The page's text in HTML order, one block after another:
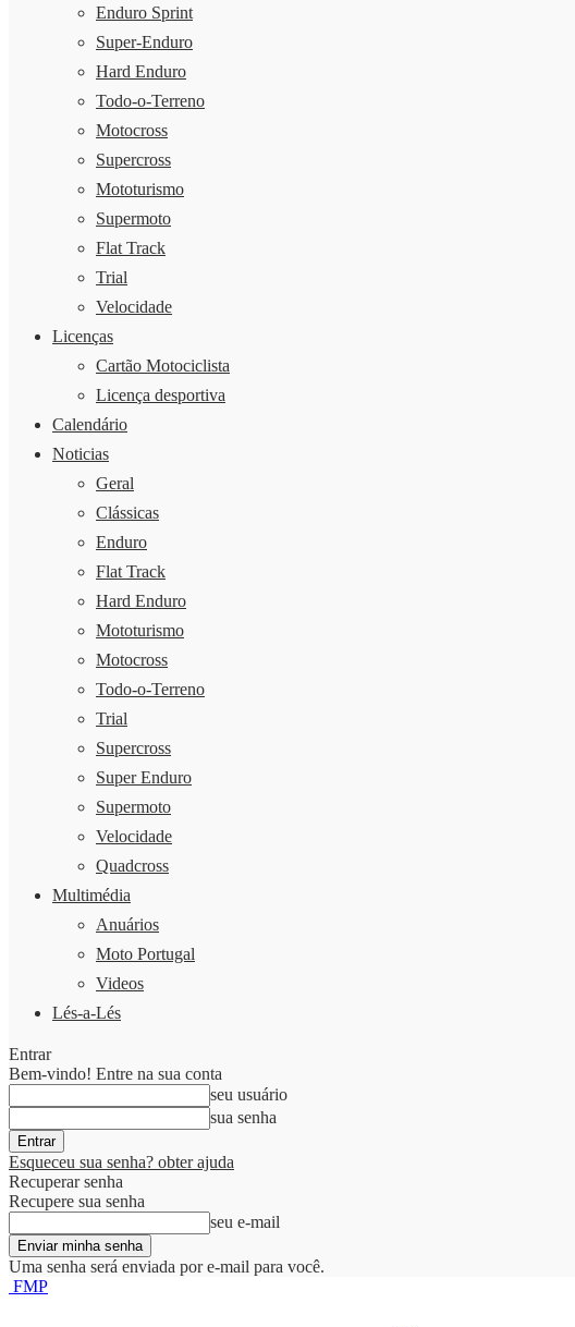
Enduro Sprint
Super-Enduro
Hard Enduro
Todo-o-Terreno
Motocross
Supercross
Mototurismo
Supermoto
Flat Track
Trial
Velocidade
Licenças
Cartão Motociclista
Licença desportiva
Calendário
Noticias
Geral
Clássicas
Enduro
Flat Track
Hard Enduro
Mototurismo
Motocross
Todo-o-Terreno
Trial
Supercross
Super Enduro
Supermoto
Velocidade
Quadcross
Multimédia
Anuários
Moto Portugal
Videos
Lés-a-Lés
Entrar
Bem-vindo! Entre na sua conta
seu usuário
sua senha
Esqueceu sua senha? obter ajuda
Recuperar senha
Recupere sua senha
seu e-mail
Uma senha será enviada por e-mail para você.
FMP